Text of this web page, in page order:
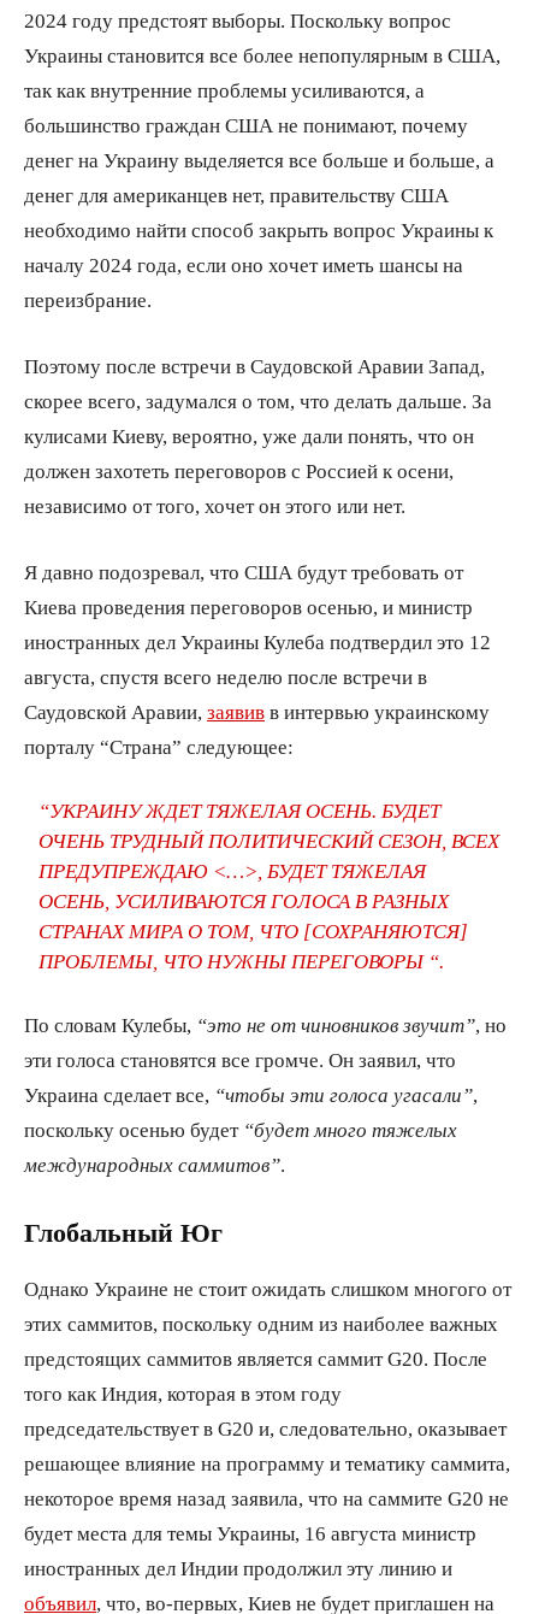
2024 году предстоят выборы. Поскольку вопрос
Украины становится все более непопулярным в США,
так как внутренние проблемы усиливаются, а
большинство граждан США не понимают, почему
денег на Украину выделяется все больше и больше, а
денег для американцев нет, правительству США
необходимо найти способ закрыть вопрос Украины к
началу 2024 года, если оно хочет иметь шансы на
переизбрание.
Поэтому после встречи в Саудовской Аравии Запад,
скорее всего, задумался о том, что делать дальше. За
кулисами Киеву, вероятно, уже дали понять, что он
должен захотеть переговоров с Россией к осени,
независимо от того, хочет он этого или нет.
Я давно подозревал, что США будут требовать от
Киева проведения переговоров осенью, и министр
иностранных дел Украины Кулеба подтвердил это 12
августа, спустя всего неделю после встречи в
Саудовской Аравии, заявив в интервью украинскому
порталу “Страна” следующее:
“УКРАИНУ ЖДЕТ ТЯЖЕЛАЯ ОСЕНЬ. БУДЕТ
ОЧЕНЬ ТРУДНЫЙ ПОЛИТИЧЕСКИЙ СЕЗОН, ВСЕХ
ПРЕДУПРЕЖДАЮ <…>, БУДЕТ ТЯЖЕЛАЯ
ОСЕНЬ, УСИЛИВАЮТСЯ ГОЛОСА В РАЗНЫХ
СТРАНАХ МИРА О ТОМ, ЧТО [СОХРАНЯЮТСЯ]
ПРОБЛЕМЫ, ЧТО НУЖНЫ ПЕРЕГОВОРЫ “.
По словам Кулебы, “это не от чиновников звучит” , но
эти голоса становятся все громче. Он заявил, что
Украина сделает все,
“чтобы эти голоса угасали”
поскольку осенью будет “будет много тяжелых
международных саммитов”
Глобальный Юг
Однако Украине не стоит ожидать слишком многого от
этих саммитов, поскольку одним из наиболее важных
предстоящих саммитов является саммит G20. После
того как Индия, которая в этом году
председательствует в G20 и, следовательно, оказывает
решающее влияние на программу и тематику саммита,
некоторое время назад заявила, что на саммите G20 не
будет места для темы Украины, 16 августа министр
иностранных дел Индии продолжил эту линию и
объявил , что, во-первых, Киев не будет приглашен на